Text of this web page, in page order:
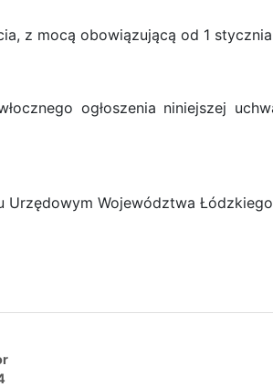
z mocą obowiązującą od 1
ogłoszenia niniejszej
Urzędowym Województwa